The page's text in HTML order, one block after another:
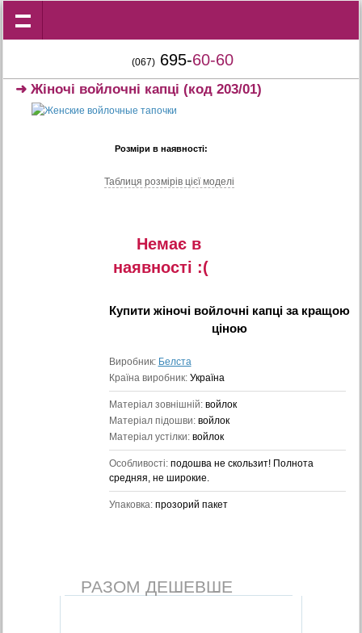
(067) 695-60-60
➜Жіночі войлочні капці (код 203/01)
Розміри в наявності:
Таблиця розмiрiв цiєї моделi
Немає в
наявностi :(
Купити жіночі войлочні капціза кращою
ціною
Виробник: Белста
Країна виробник: Україна
Матеріал зовнішній: войлок
Матеріал підошви: войлок
Матеріал устілки: войлок
Особливості: подошва не скользит! Полнота
средняя, не широкие.
Упаковка: прозорий пакет
РАЗОМ ДЕШЕВШЕ